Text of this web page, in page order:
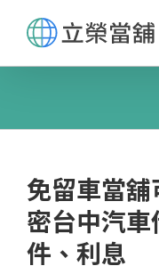
content
免留車當
密台中汽
件、利息